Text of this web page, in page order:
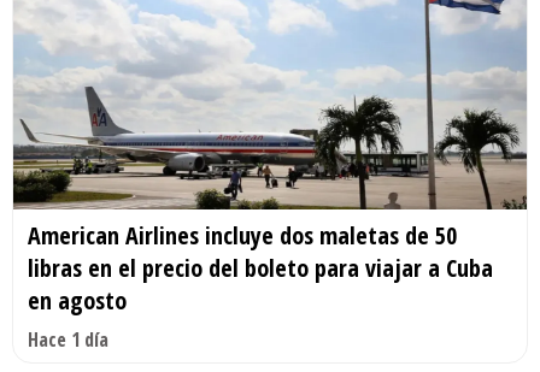
American Airlines incluye dos maletas de 50
libras en el precio del boleto para viajar a Cuba
en agosto
Hace 1 día